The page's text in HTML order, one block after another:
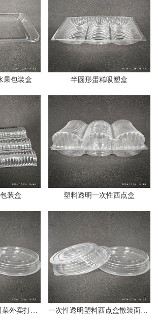
果包装盒 半圆形蛋糕吸塑盒
装盒 塑料透明一次性西点盒
透明小龙虾酸菜鱼冒菜外卖打包盒 一次性透明塑料西点盒散装面包蛋糕包装盒圆形一次性餐盒